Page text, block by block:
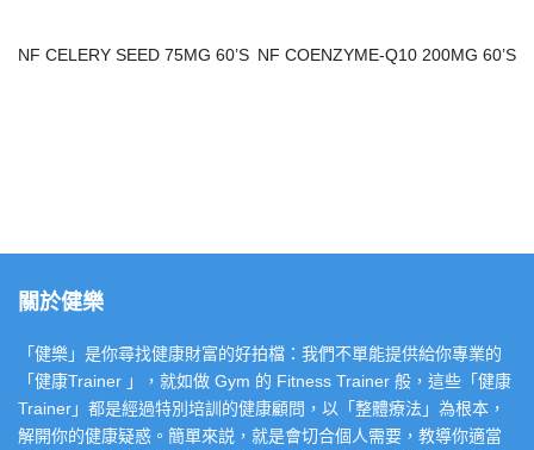
NF CELERY SEED 75MG 60’S NF COENZYME-Q10 200MG 60’S
關於健樂
「健樂」是你尋找健康財富的好拍檔：我們不單能提供給你專業的
「健康Trainer 」，就如做 Gym 的 Fitness Trainer 般，這些「健康
Trainer」都是經過特別培訓的健康顧問，以「整體療法」為根本，
解開你的健康疑惑。簡單來説，就是會切合個人需要，教導你適當